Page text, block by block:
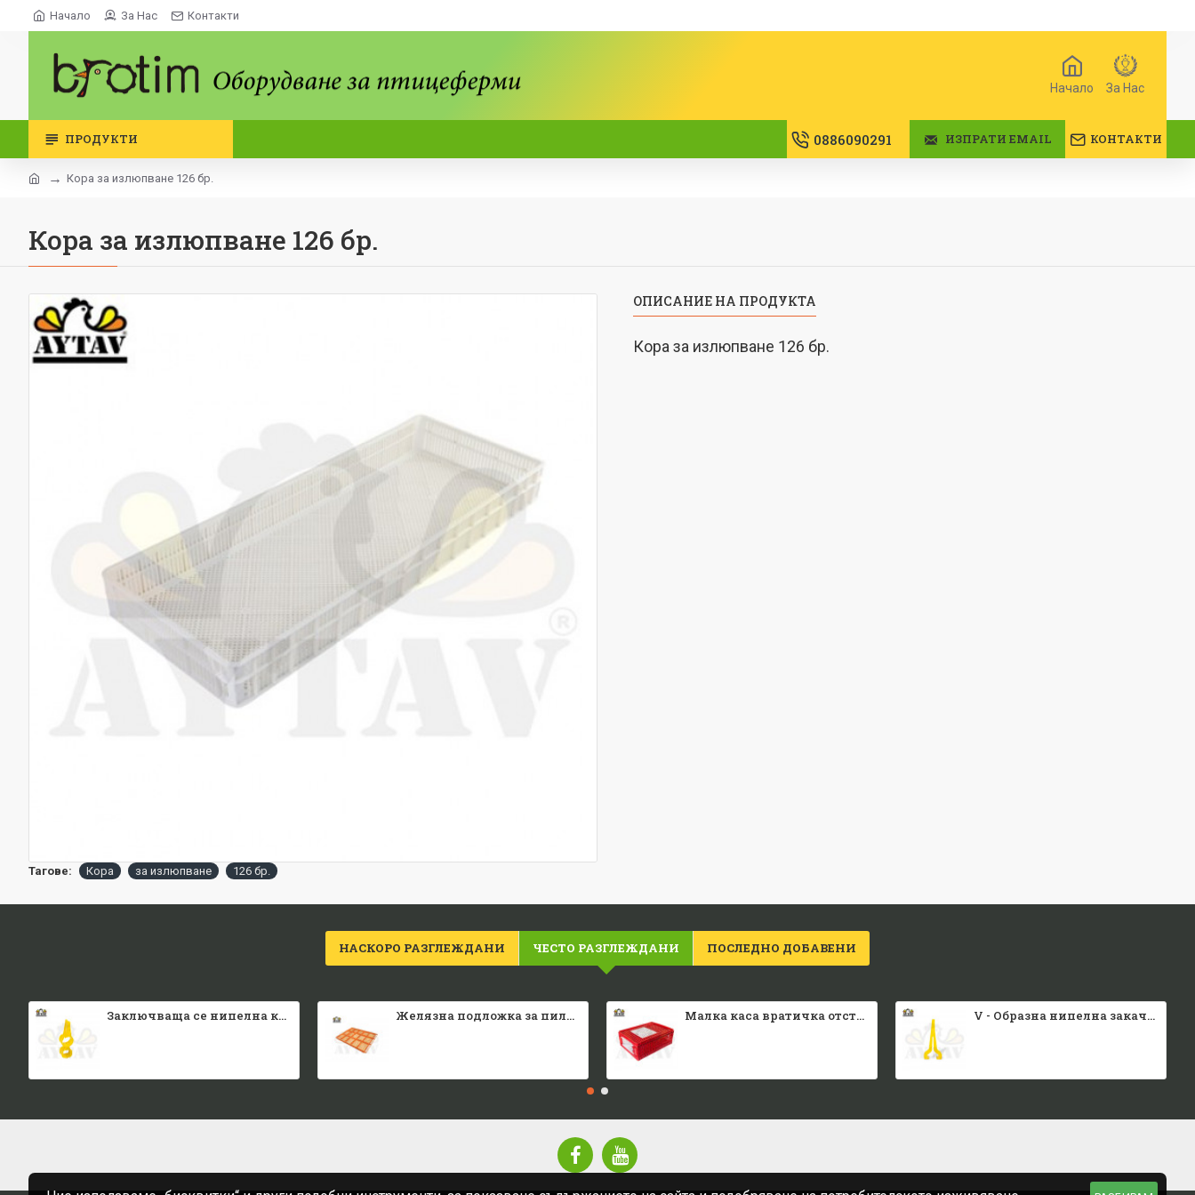
Начало За Нас Контакти
Начало За Нас
ПРОДУКТИ 0886090291 ИЗПРАТИ EMAIL КОНТАКТИ
Кора за излюпване 126 бр.
Кора за излюпване 126 бр.
ОПИСАНИЕ НА ПРОДУКТА
Кора за излюпване 126 бр.
Тагове: Кора за излюпване 126 бр.
НАСКОРО РАЗГЛЕЖДАНИ ЧЕСТО РАЗГЛЕЖДАНИ ПОСЛЕДНО ДОБАВЕНИ
Заключваща се нипелна квадратна тръба Желязна подложка за пилета Малка каса вратичка отстрани и отгоре V - Образна нипелна закачалка